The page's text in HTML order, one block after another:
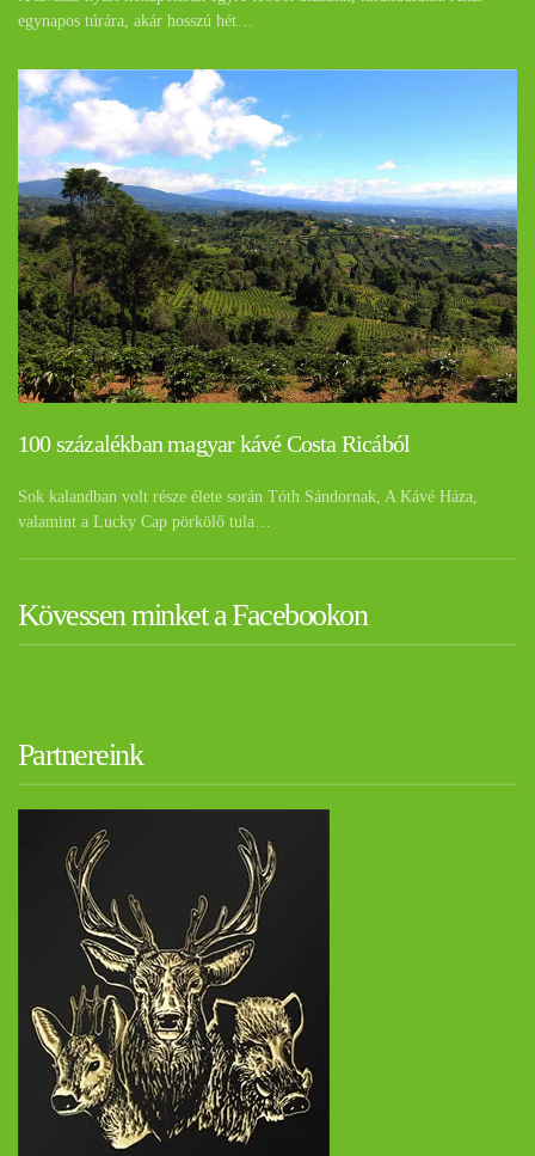
egynapos túrára, akár hosszú hét…
100 százalékban magyar kávé Costa Ricából
Sok kalandban volt része élete során Tóth Sándornak, A Kávé Háza,
valamint a Lucky Cap pörkölő tula…
Kövessen minket a Facebookon
Partnereink